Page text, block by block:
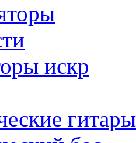
искр
гитары